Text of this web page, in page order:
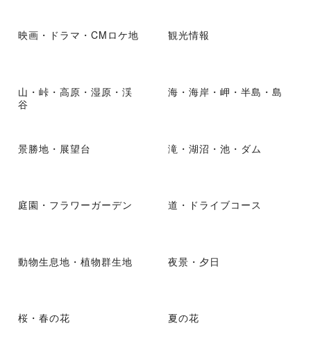
映画・ドラマ・CMロケ地 観光情報
山・峠・高原・湿原・渓
谷
海・海岸・岬・半島・島
景勝地・展望台 滝・湖沼・池・ダム
庭園・フラワーガーデン 道・ドライブコース
動物生息地・植物群生地 夜景・夕日
桜・春の花 夏の花